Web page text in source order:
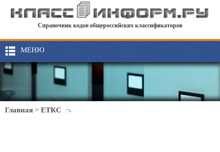
Справочник кодов общероссийских классификаторов
МЕНЮ
Главная > ЕТКС